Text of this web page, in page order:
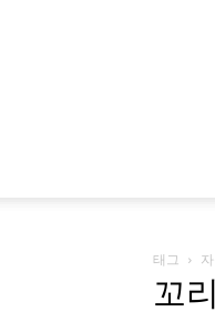
태그
꼬